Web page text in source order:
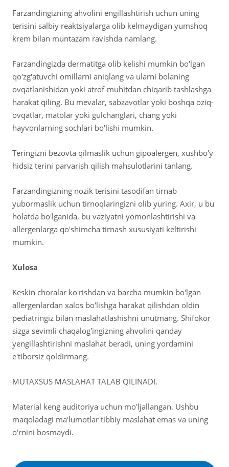
Farzandingizning ahvolini engillashtirish uchun uning
terisini salbiy reaktsiyalarga olib kelmaydigan yumshoq
krem bilan muntazam ravishda namlang.
Farzandingizda dermatitga olib kelishi mumkin bo'lgan
qo'zg'atuvchi omillarni aniqlang va ularni bolaning
ovqatlanishidan yoki atrof-muhitdan chiqarib tashlashga
harakat qiling. Bu mevalar, sabzavotlar yoki boshqa oziq-
ovqatlar, matolar yoki gulchanglari, chang yoki
hayvonlarning sochlari bo'lishi mumkin.
Teringizni bezovta qilmaslik uchun gipoalergen, xushbo'y
hidsiz terini parvarish qilish mahsulotlarini tanlang.
Farzandingizning nozik terisini tasodifan tirnab
yubormaslik uchun tirnoqlaringizni olib yuring. Axir, u bu
holatda bo'lganida, bu vaziyatni yomonlashtirishi va
allergenlarga qo'shimcha tirnash xususiyati keltirishi
mumkin.
Xulosa
Keskin choralar ko'rishdan va barcha mumkin bo'lgan
allergenlardan xalos bo'lishga harakat qilishdan oldin
pediatringiz bilan maslahatlashishni unutmang. Shifokor
sizga sevimli chaqalog'ingizning ahvolini qanday
yengillashtirishni maslahat beradi, uning yordamini
e'tiborsiz qoldirmang.
MUTAXSUS MASLAHAT TALAB QILINADI.
Material keng auditoriya uchun mo'ljallangan. Ushbu
maqoladagi ma'lumotlar tibbiy maslahat emas va uning
o'rnini bosmaydi.